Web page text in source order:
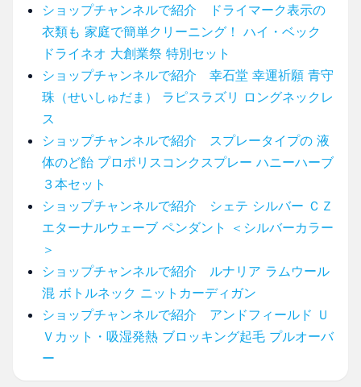
ショップチャンネルで紹介 ドライマーク表示の
衣類も 家庭で簡単クリーニング！ ハイ・ベック
ドライネオ 大創業祭 特別セット
ショップチャンネルで紹介 幸石堂 幸運祈願 青守
珠（せいしゅだま） ラピスラズリ ロングネックレ
ス
ショップチャンネルで紹介 スプレータイプの 液
体のど飴 プロポリスコンクスプレー ハニーハーブ
３本セット
ショップチャンネルで紹介 シェテ シルバー ＣＺ
エターナルウェーブ ペンダント ＜シルバーカラー
＞
ショップチャンネルで紹介 ルナリア ラムウール
混 ボトルネック ニットカーディガン
ショップチャンネルで紹介 アンドフィールド Ｕ
Ｖカット・吸湿発熱 ブロッキング起毛 プルオーバ
ー